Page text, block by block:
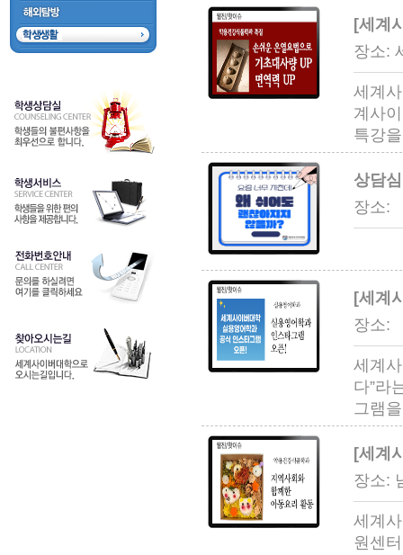
[세계
장소:
세계
계사
특강
상담
[세계
세계
다”라
그램
[세계
장소:
세계
원센